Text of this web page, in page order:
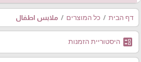
דף הבית כל המוצרים ملابس اطفال
ballot היסטוריית הזמנות